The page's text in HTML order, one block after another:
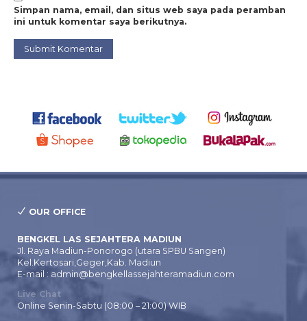
Simpan nama, email, dan situs web saya pada peramban
ini untuk komentar saya berikutnya.
OUR OFFICE
BENGKEL LAS SEJAHTERA MADIUN
Jl. Raya Madiun-Ponorogo (utara SPBU Sangen)
Kel.Kertosari,Geger,Kab. Madiun
E-mail : admin@bengkellassejahteramadiun.com
Live Chat
Online Senin-Sabtu (08:00 – 21:00) WIB